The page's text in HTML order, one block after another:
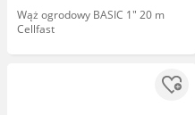
Wąż ogrodowy BASIC 1" 20 m
Cellfast